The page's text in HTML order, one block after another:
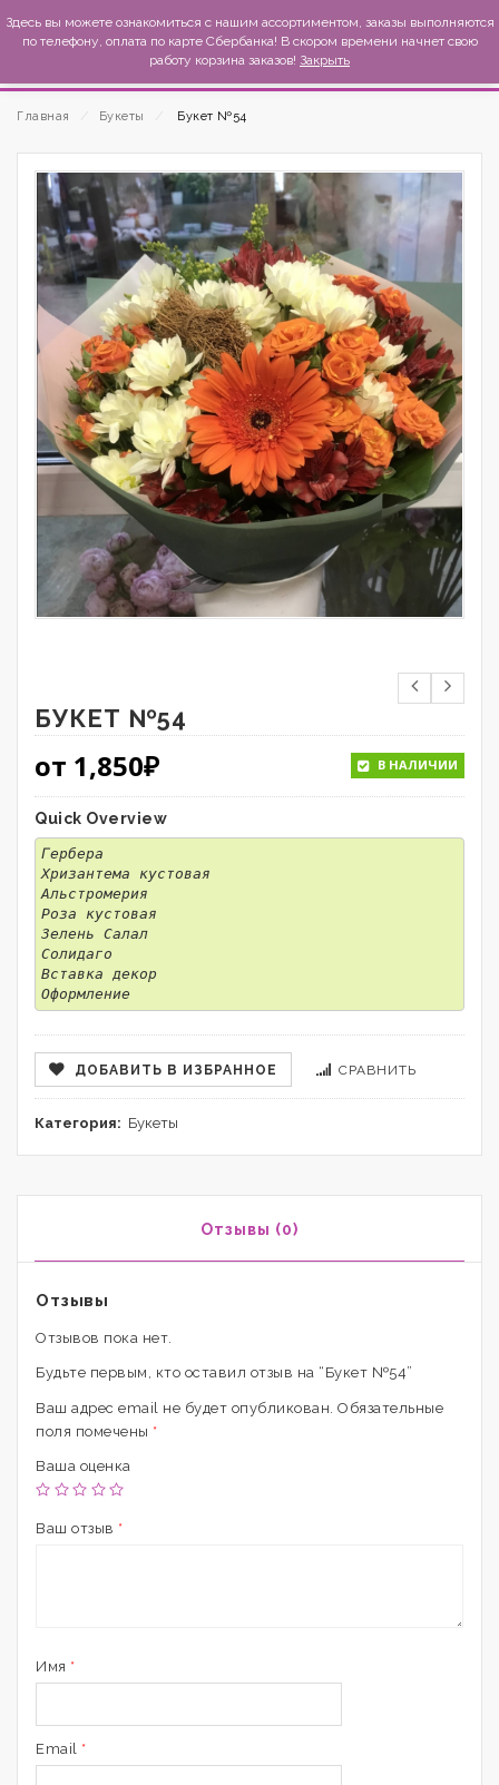
MexиKo
Главная Букеты Букет №54
БУКЕТ №54
от 1,850₽ В НАЛИЧИИ
Quick Overview
Гербера
Хризантема кустовая
Альстромерия
Роза кустовая
Зелень Салал
Солидаго
Вставка декор
Оформление
ДОБАВИТЬ В ИЗБРАННОЕ СРАВНИТЬ
Категория: Букеты
Отзывы (0)
Отзывы
Отзывов пока нет.
Будьте первым, кто оставил отзыв на “Букет №54”
Ваш адрес email не будет опубликован. Обязательные
поля помечены *
Ваша оценка
Ваш отзыв *
Имя *
Email *
Здесь вы можете ознакомиться с нашим ассортиментом, заказы выполняются
по телефону, оплата по карте Сбербанка! В скором времени начнет свою
работу корзина заказов! Закрыть